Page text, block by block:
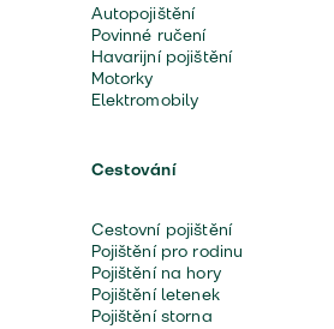
Autopojištění
Povinné ručení
Havarijní pojištění
Motorky
Elektromobily
Cestování
Cestovní pojištění
Pojištění pro rodinu
Pojištění na hory
Pojištění letenek
Pojištění storna